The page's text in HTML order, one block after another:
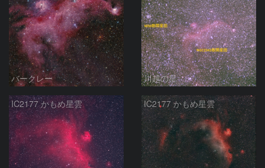
バークレー 川越の星
IC2177 かもめ星雲 IC2177 かもめ星雲